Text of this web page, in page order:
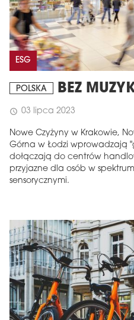
ESG
POLSKA BEZ
schedule 03 lipca 2023
Nowe Czyżyny w Krakowie,
Górna w Łodzi wprowadzają
dołączają do centrów
przyjazne dla osób w
sensorycznymi.